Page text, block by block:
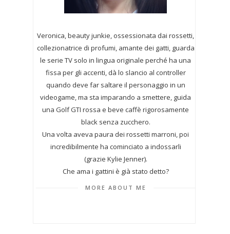
Veronica, beauty junkie, ossessionata dai rossetti,
collezionatrice di profumi, amante dei gatti, guarda
le serie TV solo in lingua originale perché ha una
fissa per gli accenti, dà lo slancio al controller
quando deve far saltare il personaggio in un
videogame, ma sta imparando a smettere, guida
una Golf GTI rossa e beve caffè rigorosamente
black senza zucchero.
Una volta aveva paura dei rossetti marroni, poi
incredibilmente ha cominciato a indossarli
(grazie Kylie Jenner).
Che ama i gattini è già stato detto?
MORE ABOUT ME